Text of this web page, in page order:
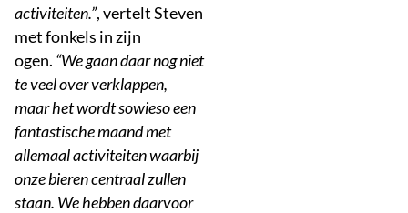
activiteiten.”, vertelt Steven
met fonkels in zijn
ogen. “We gaan daar nog niet
te veel over verklappen,
maar het wordt sowieso een
fantastische maand met
allemaal activiteiten waarbij
onze bieren centraal zullen
staan. We hebben daarvoor